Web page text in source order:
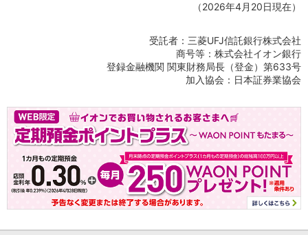
（2026年4月20日現在）
受託者：三菱UFJ信託銀行株式会社
商号等：株式会社イオン銀行
登録金融機関 関東財務局長（登金）第633号
加入協会：日本証券業協会